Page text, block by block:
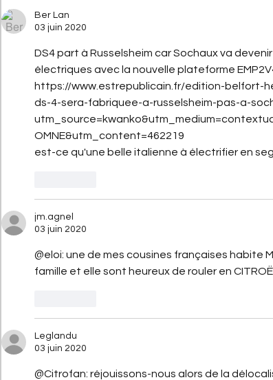
Ber Lan
03 juin 2020
DS4 part à Russelsheim car Sochaux va
électriques avec la nouvelle plateforme
https://www.estrepublicain.fr/edition-belfort-
ds-4-sera-fabriquee-a-russelsheim-pas-a-
OMNE&utm_content=462219
est-ce qu'une belle italienne à électrifier en
jm.agnel
03 juin 2020
@eloi: une de mes cousines françaises habite
famille et elle sont heureux de rouler en
Leglandu
03 juin 2020
@Citrofan: réjouissons-nous alors de la